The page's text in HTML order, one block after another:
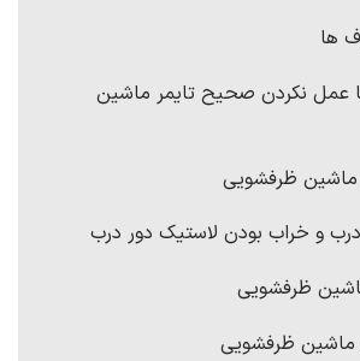
عمل نکردن صحیح تایمر ماشین